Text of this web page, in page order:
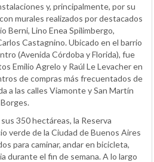
y, principalmente, por su
murales realizados por destacados
Lino Enea Spilimbergo,
Castagnino. Ubicado en el barrio
(Avenida Córdoba y Florida), fue
Emilio Agrelo y Raúl Le Levacher en
de compras más frecuentados de
a las calles Viamonte y San Martín
350 hectáreas, la Reserva
verde de la Ciudad de Buenos Aires
para caminar, andar en bicicleta,
durante el fin de semana. A lo largo